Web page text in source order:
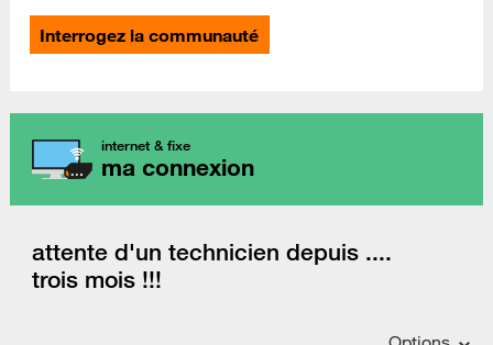
Interrogez la communauté
internet & fixe
ma connexion
attente d'un technicien depuis ....
trois mois !!!